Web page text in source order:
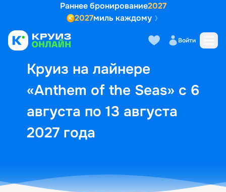
Раннее бронирование2027
2027миль каждому
Войти
Круиз на лайнере
«Anthem of the Seas» с 6
августа по 13 августа
2027 года
Выбор кают Маршрут и